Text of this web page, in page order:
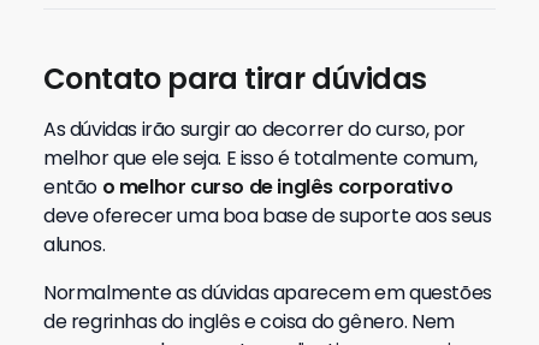
Contato para tirar dúvidas
As dúvidas irão surgir ao decorrer do curso, por
melhor que ele seja. E isso é totalmente comum,
então o melhor curso de inglês corporativo
deve oferecer uma boa base de suporte aos seus
alunos.
Normalmente as dúvidas aparecem em questões
de regrinhas do inglês e coisa do gênero. Nem